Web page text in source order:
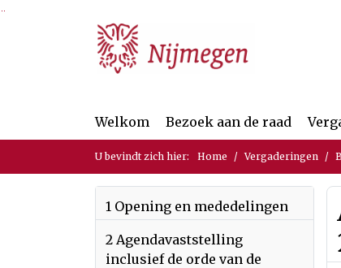
Ga naar de inhoud van deze pagina
Ga naar het zoeken
Ga naar het menu
Welkom Bezoek aan de raad
U bevindt zich hier: Home Vergaderingen
1 Opening en mededelingen
2 Agendavaststelling
inclusief de orde van de